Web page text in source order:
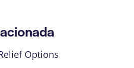
Options